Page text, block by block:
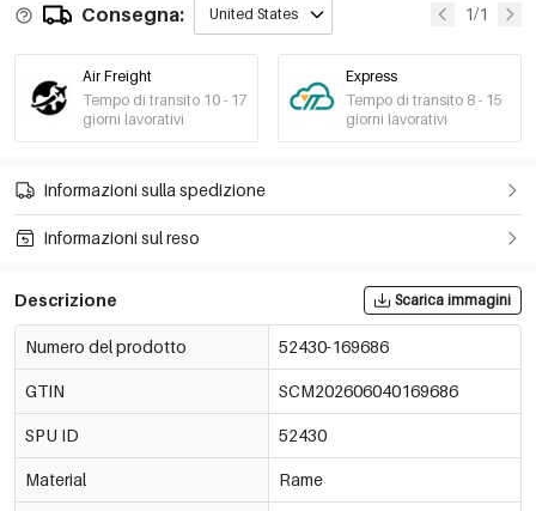
Consegna: United States 1/1
Air Freight
Tempo di transito 10 - 17
giorni lavorativi
Express
Tempo di transito 8 - 15
giorni lavorativi
Informazioni sulla spedizione
Informazioni sul reso
Descrizione Scarica immagini
Numero del prodotto 52430-169686
GTIN SCM202606040169686
SPU ID 52430
Material Rame